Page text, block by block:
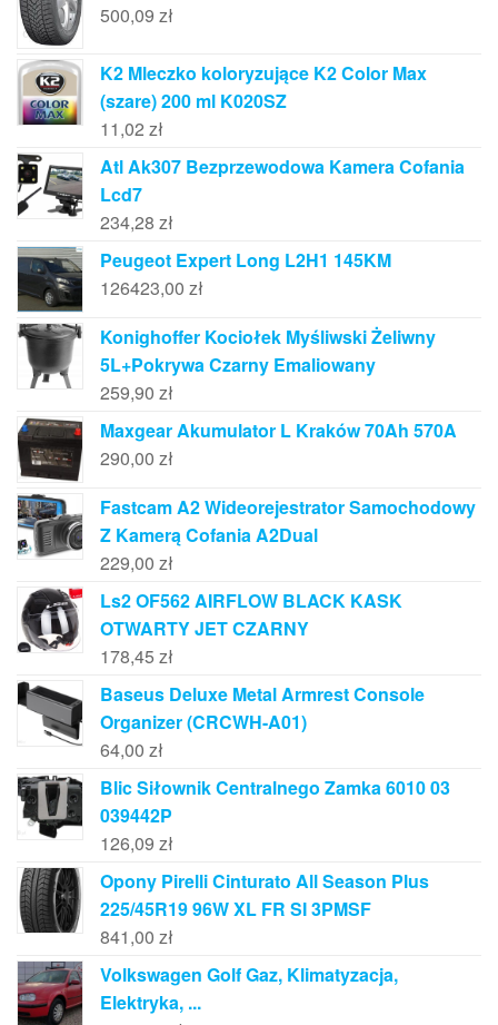
500,09 zł
K2 Mleczko koloryzujące K2 Color Max
(szare) 200 ml K020SZ
11,02 zł
Atl Ak307 Bezprzewodowa Kamera Cofania
Lcd7
234,28 zł
Peugeot Expert Long L2H1 145KM
126423,00 zł
Konighoffer Kociołek Myśliwski Żeliwny
5L+Pokrywa Czarny Emaliowany
259,90 zł
Maxgear Akumulator L Kraków 70Ah 570A
290,00 zł
Fastcam A2 Wideorejestrator Samochodowy
Z Kamerą Cofania A2Dual
229,00 zł
Ls2 OF562 AIRFLOW BLACK KASK
OTWARTY JET CZARNY
178,45 zł
Baseus Deluxe Metal Armrest Console
Organizer (CRCWH-A01)
64,00 zł
Blic Siłownik Centralnego Zamka 6010 03
039442P
126,09 zł
Opony Pirelli Cinturato All Season Plus
225/45R19 96W XL FR SI 3PMSF
841,00 zł
Volkswagen Golf Gaz, Klimatyzacja,
Elektryka, ...